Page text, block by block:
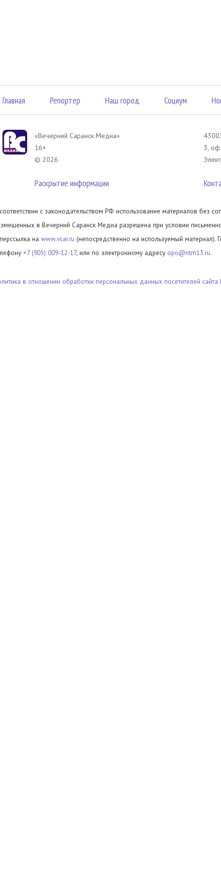
Главная Репортер Наш город Социум
«Вечерний Саранск Mедиа»
16+
© 2026
Раскрытие информации
3,
с законодательством РФ использование материалов без
в Вечерний Саранск Медиа разрешена при условии
на www.vsar.ru (непосредственно на используемый материал).
+7 (905) 009-12-17, или по электронному адресу opo@ntm13.ru.
в отношении обработки персональных данных посетителей